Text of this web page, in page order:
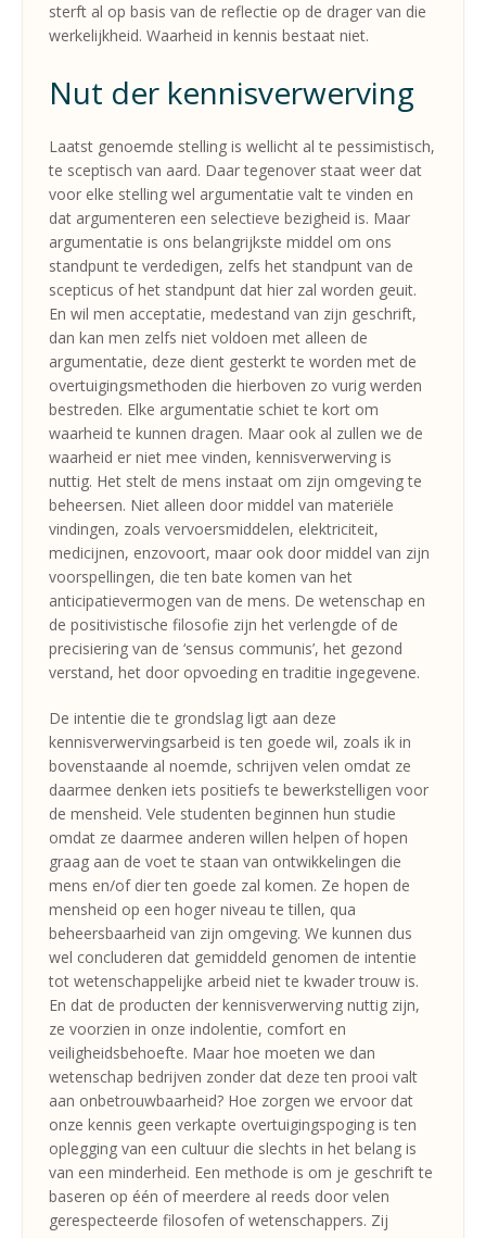
sterft al op basis van de reflectie op de drager van die
werkelijkheid. Waarheid in kennis bestaat niet.
Nut der kennisverwerving
Laatst genoemde stelling is wellicht al te pessimistisch,
te sceptisch van aard. Daar tegenover staat weer dat
voor elke stelling wel argumentatie valt te vinden en
dat argumenteren een selectieve bezigheid is. Maar
argumentatie is ons belangrijkste middel om ons
standpunt te verdedigen, zelfs het standpunt van de
scepticus of het standpunt dat hier zal worden geuit.
En wil men acceptatie, medestand van zijn geschrift,
dan kan men zelfs niet voldoen met alleen de
argumentatie, deze dient gesterkt te worden met de
overtuigingsmethoden die hierboven zo vurig werden
bestreden. Elke argumentatie schiet te kort om
waarheid te kunnen dragen. Maar ook al zullen we de
waarheid er niet mee vinden, kennisverwerving is
nuttig. Het stelt de mens instaat om zijn omgeving te
beheersen. Niet alleen door middel van materiële
vindingen, zoals vervoersmiddelen, elektriciteit,
medicijnen, enzovoort, maar ook door middel van zijn
voorspellingen, die ten bate komen van het
anticipatievermogen van de mens. De wetenschap en
de positivistische filosofie zijn het verlengde of de
precisiering van de ‘sensus communis’, het gezond
verstand, het door opvoeding en traditie ingegevene.
De intentie die te grondslag ligt aan deze
kennisverwervingsarbeid is ten goede wil, zoals ik in
bovenstaande al noemde, schrijven velen omdat ze
daarmee denken iets positiefs te bewerkstelligen voor
de mensheid. Vele studenten beginnen hun studie
omdat ze daarmee anderen willen helpen of hopen
graag aan de voet te staan van ontwikkelingen die
mens en/of dier ten goede zal komen. Ze hopen de
mensheid op een hoger niveau te tillen, qua
beheersbaarheid van zijn omgeving. We kunnen dus
wel concluderen dat gemiddeld genomen de intentie
tot wetenschappelijke arbeid niet te kwader trouw is.
En dat de producten der kennisverwerving nuttig zijn,
ze voorzien in onze indolentie, comfort en
veiligheidsbehoefte. Maar hoe moeten we dan
wetenschap bedrijven zonder dat deze ten prooi valt
aan onbetrouwbaarheid? Hoe zorgen we ervoor dat
onze kennis geen verkapte overtuigingspoging is ten
oplegging van een cultuur die slechts in het belang is
van een minderheid. Een methode is om je geschrift te
baseren op één of meerdere al reeds door velen
gerespecteerde filosofen of wetenschappers. Zij